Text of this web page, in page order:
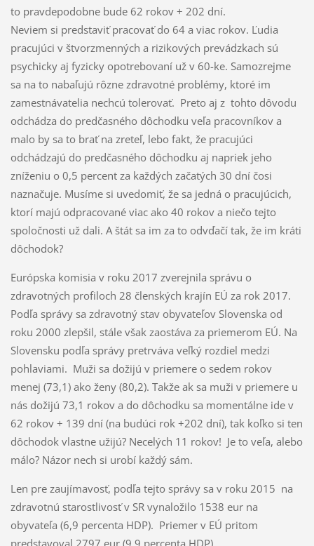
to pravdepodobne bude 62 rokov + 202 dní.
Neviem si predstaviť pracovať do 64 a viac rokov. Ľudia
pracujúci v štvorzmenných a rizikových prevádzkach sú
psychicky aj fyzicky opotrebovaní už v 60-ke. Samozrejme
sa na to nabaľujú rôzne zdravotné problémy, ktoré im
zamestnávatelia nechcú tolerovať. Preto aj z tohto dôvodu
odchádza do predčasného dôchodku veľa pracovníkov a
malo by sa to brať na zreteľ, lebo fakt, že pracujúci
odchádzajú do predčasného dôchodku aj napriek jeho
zníženiu o 0,5 percent za každých začatých 30 dní čosi
naznačuje. Musíme si uvedomiť, že sa jedná o pracujúcich,
ktorí majú odpracované viac ako 40 rokov a niečo tejto
spoločnosti už dali. A štát sa im za to odvďačí tak, že im kráti
dôchodok?
Európska komisia v roku 2017 zverejnila správu o
zdravotných profiloch 28 členských krajín EÚ za rok 2017.
Podľa správy sa zdravotný stav obyvateľov Slovenska od
roku 2000 zlepšil, stále však zaostáva za priemerom EÚ. Na
Slovensku podľa správy pretrváva veľký rozdiel medzi
pohlaviami. Muži sa dožijú v priemere o sedem rokov
menej (73,1) ako ženy (80,2). Takže ak sa muži v priemere u
nás dožijú 73,1 rokov a do dôchodku sa momentálne ide v
62 rokov + 139 dní (na budúci rok +202 dní), tak koľko si ten
dôchodok vlastne užijú? Necelých 11 rokov! Je to veľa, alebo
málo? Názor nech si urobí každý sám.
Len pre zaujímavosť, podľa tejto správy sa v roku 2015 na
zdravotnú starostlivosť v SR vynaložilo 1538 eur na
obyvateľa (6,9 percenta HDP). Priemer v EÚ pritom